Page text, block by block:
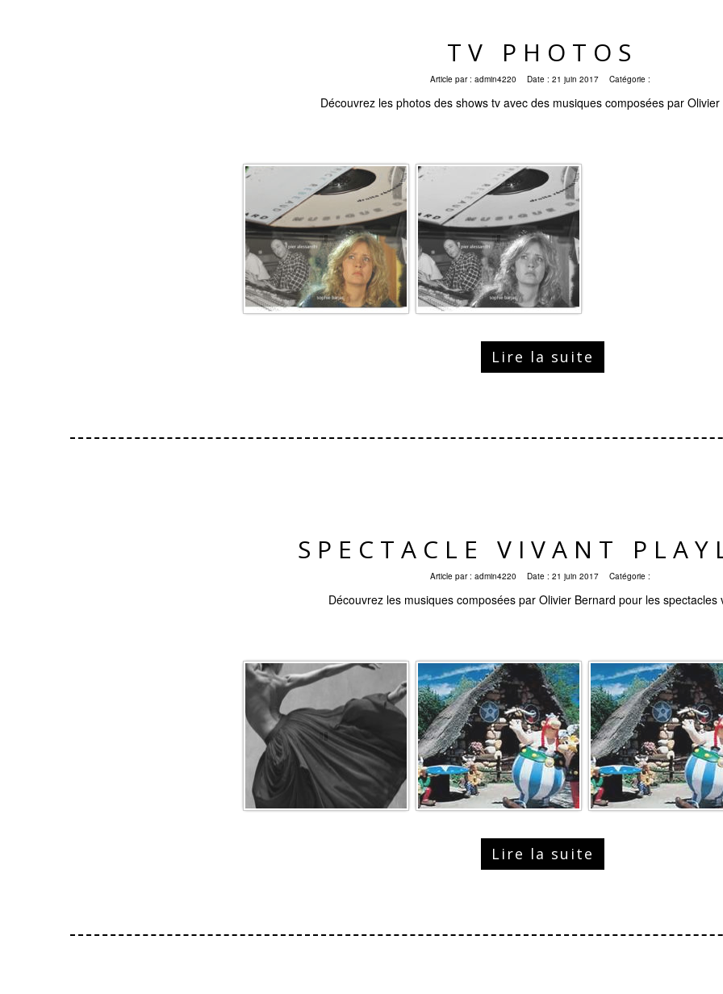
TV PHOTOS
Article par : admin4220 Date : 21 juin 2017 Catégorie :
Découvrez les photos des shows tv avec des musiques composées par Olivier
Lire la suite
SPECTACLE VIVANT
Article par : admin4220 Date : 21 juin 2017 Catégorie :
Découvrez les musiques composées par Olivier Bernard pour les spectacles
Lire la suite